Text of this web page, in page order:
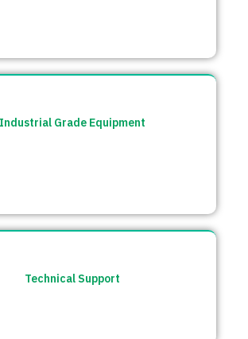
Industrial Grade Equipment
Technical Support